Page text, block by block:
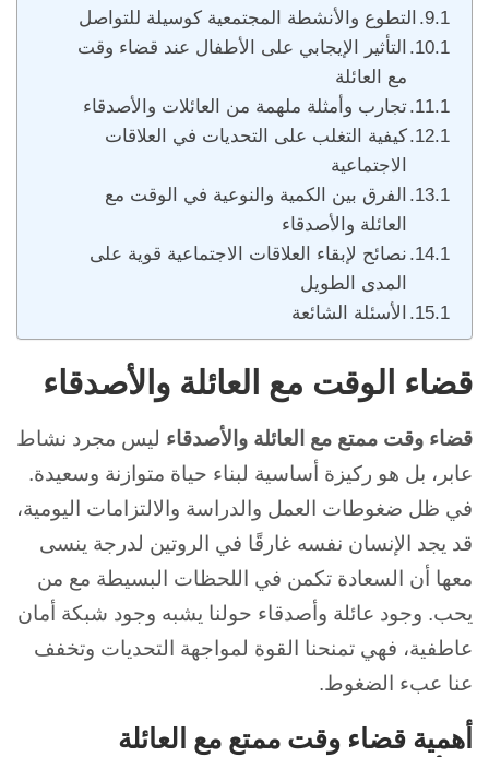
التطوع والأنشطة المجتمعية كوسيلة للتواصل
التأثير الإيجابي على الأطفال عند قضاء وقت
مع العائلة
تجارب وأمثلة ملهمة من العائلات والأصدقاء
كيفية التغلب على التحديات في العلاقات
الاجتماعية
الفرق بين الكمية والنوعية في الوقت مع
العائلة والأصدقاء
نصائح لإبقاء العلاقات الاجتماعية قوية على
المدى الطويل
الأسئلة الشائعة
قضاء الوقت مع العائلة والأصدقاء
قضاء وقت ممتع مع العائلة والأصدقاء ليس مجرد نشاط
عابر، بل هو ركيزة أساسية لبناء حياة متوازنة وسعيدة.
في ظل ضغوطات العمل والدراسة والالتزامات اليومية،
قد يجد الإنسان نفسه غارقًا في الروتين لدرجة ينسى
معها أن السعادة تكمن في اللحظات البسيطة مع من
يحب. وجود عائلة وأصدقاء حولنا يشبه وجود شبكة أمان
عاطفية، فهي تمنحنا القوة لمواجهة التحديات وتخفف
عنا عبء الضغوط.
أهمية قضاء وقت ممتع مع العائلة